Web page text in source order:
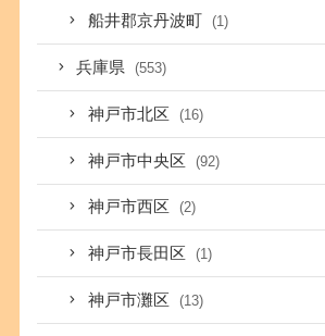
船井郡京丹波町 (1)
兵庫県 (553)
神戸市北区 (16)
神戸市中央区 (92)
神戸市西区 (2)
神戸市長田区 (1)
神戸市灘区 (13)